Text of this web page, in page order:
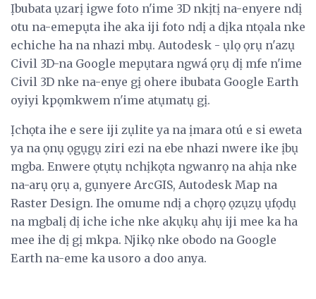
Ịbubata ụzarị igwe foto n'ime 3D nkịtị na-enyere ndị
otu na-emepụta ihe aka iji foto ndị a dịka ntọala nke
echiche ha na nhazi mbụ. Autodesk - ụlọ ọrụ n'azụ
Civil 3D-na Google mepụtara ngwá ọrụ dị mfe n'ime
Civil 3D nke na-enye gị ohere ibubata Google Earth
oyiyi kpọmkwem n'ime atụmatụ gị.
Ịchọta ihe e sere iji zụlite ya na ịmara otú e si eweta
ya na ọnụ ọgụgụ ziri ezi na ebe nhazi nwere ike ịbụ
mgba. Enwere ọtụtụ nchịkọta ngwanrọ na ahịa nke
na-arụ ọrụ a, gụnyere ArcGIS, Autodesk Map na
Raster Design. Ihe omume ndị a chọrọ ọzụzụ ụfọdụ
na mgbalị dị iche iche nke akụkụ ahụ iji mee ka ha
mee ihe dị gị mkpa. Njikọ nke obodo na Google
Earth na-eme ka usoro a doo anya.